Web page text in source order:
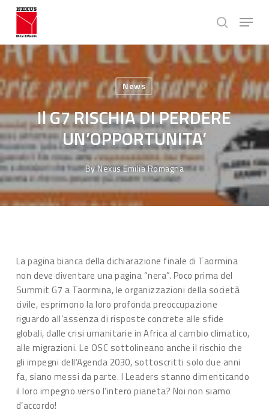
Skip
main
content
search
Menu
News
Il G7 RISCHIA DI PERDERE
UN’OPPORTUNITA’
ByNexus Emilia Romagna
La pagina bianca della dichiarazione finale di Taormina
non deve diventare una pagina “nera”. Poco prima del
Summit G7 a Taormina, le organizzazioni della società
civile, esprimono la loro profonda preoccupazione
riguardo all’assenza di risposte concrete alle sfide
globali, dalle crisi umanitarie in Africa al cambio climatico,
alle migrazioni. Le OSC sottolineano anche il rischio che
gli impegni dell’Agenda 2030, sottoscritti solo due anni
fa, siano messi da parte. I Leaders stanno dimenticando
il loro impegno verso l’intero pianeta? Noi non siamo
d’accordo!
Menu